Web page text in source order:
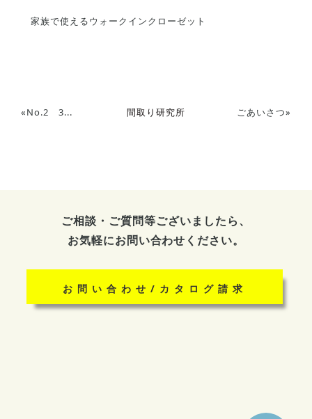
家族で使えるウォークインクローゼット
«No.2 3... 間取り研究所 ごあいさつ»
ご相談・ご質問等ございましたら、
お気軽にお問い合わせください。
お問い合わせ/カタログ請求